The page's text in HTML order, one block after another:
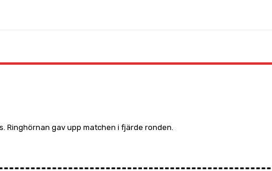
Ringhörnan gav upp matchen i fjärde ronden.